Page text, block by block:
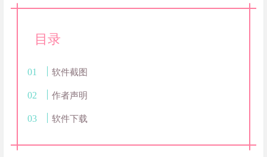
目录
软件截图
作者声明
软件下载